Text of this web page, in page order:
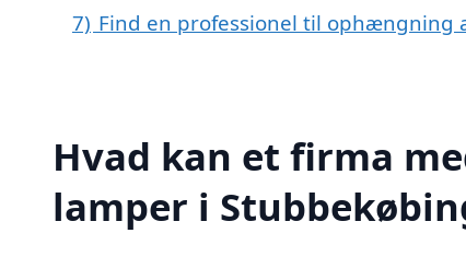
7) Find en professionel til ophængning
Hvad kan et firma
lamper i